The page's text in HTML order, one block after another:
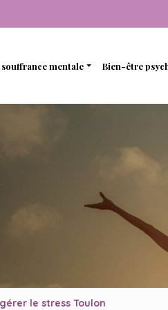
mentale Bien-être
Estime de
le stress Toulon